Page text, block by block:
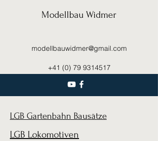
Modellbau Widmer
modellbauwidmer@gmail.com
+41 (0) 79 9314517
LGB Gartenbahn Bausätze
LGB Lokomotiven